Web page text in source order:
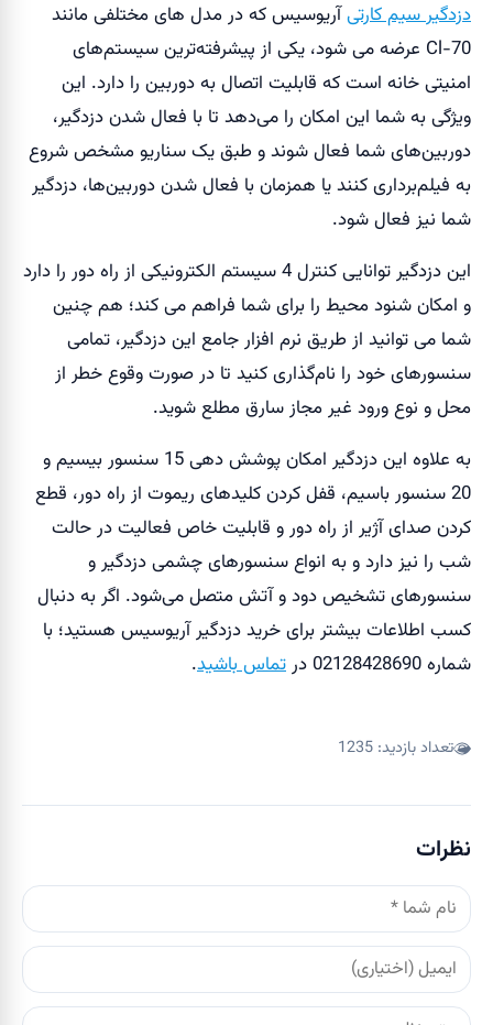
دزدگیر سیم کارتیآریوسیس که در مدل های مختلفی مانند
Cl-70 عرضه می شود، یکی از پیشرفته‌ترین سیستم‌های
امنیتی خانه است که قابلیت اتصال به دوربین را دارد. این
ویژگی به شما این امکان را می‌دهد تا با فعال شدن دزدگیر،
دوربین‌های شما فعال شوند و طبق یک سناریو مشخص شروع
به فیلم‌برداری کنند یا همزمان با فعال شدن دوربین‌ها، دزدگیر
شما نیز فعال شود.
این دزدگیر توانایی کنترل 4 سیستم الکترونیکی از راه دور را دارد
و امکان شنود محیط را برای شما فراهم می کند؛ هم چنین
شما می توانید از طریق نرم افزار جامع این دزدگیر، تمامی
سنسور‌های خود را نام‌گذاری کنید تا در صورت وقوع خطر از
محل و نوع ورود غیر مجاز سارق مطلع شوید.
به علاوه این دزدگیر امکان پوشش دهی 15 سنسور بیسیم و
20 سنسور باسیم، قفل کردن کلید‌های ریموت از راه دور، قطع
کردن صدای آژیر از راه دور و قابلیت خاص فعالیت در حالت
شب را نیز دارد و به انواع سنسور‌های چشمی دزدگیر و
سنسور‌های تشخیص دود و آتش متصل می‌شود. اگر به دنبال
کسب اطلاعات بیشتر برای خرید دزدگیر آریوسیس هستید؛ با
شماره 02128428690 در
تماس باشید.
تعداد بازدید: 1235
نظرات